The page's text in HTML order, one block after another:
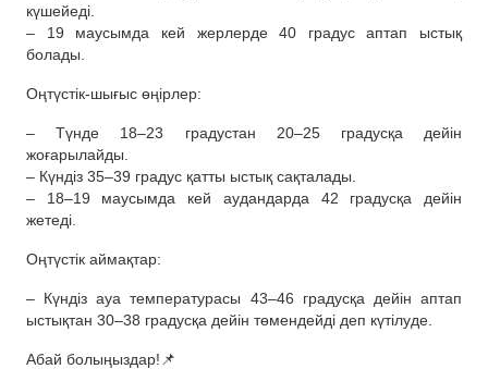
күшейеді.
– 19 маусымда кей жерлерде 40 градус аптап ыстық
болады.
Оңтүстік-шығыс өңірлер:
– Түнде 18–23 градустан 20–25 градусқа дейін
жоғарылайды.
– Күндіз 35–39 градус қатты ыстық сақталады.
– 18–19 маусымда кей аудандарда 42 градусқа дейін
жетеді.
Оңтүстік аймақтар:
– Күндіз ауа температурасы 43–46 градусқа дейін аптап
ыстықтан 30–38 градусқа дейін төмендейді деп күтілуде.
Абай болыңыздар!📌